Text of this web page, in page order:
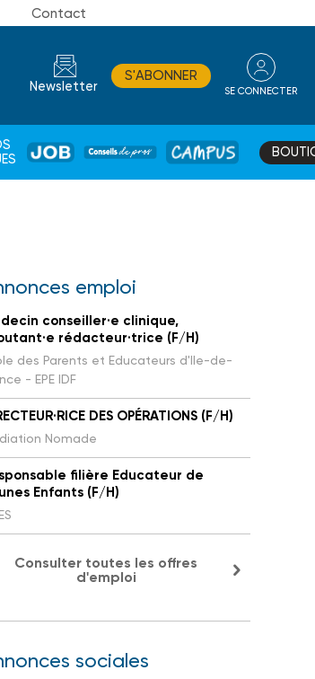
Contact
Newsletter
S'ABONNER
SE CONNECTER
JOB
DE
CAMPUS
emploi
conseiller·e clinique,
rédacteur·trice (F/H)
des Parents et Educateurs d'Ile-de-
- EPE IDF
DES OPÉRATIONS (F/H)
Nomade
filière Educateur de
Enfants (F/H)
Consulter toutes les offres
d'emploi
sociales